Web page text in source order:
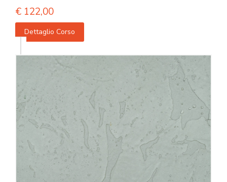
€ 122,00
Dettaglio Corso